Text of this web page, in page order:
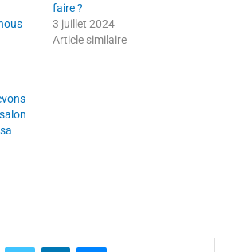
faire ?
3 juillet 2024
Article similaire